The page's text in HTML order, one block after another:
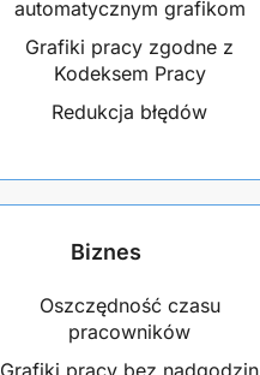
automatycznym grafikom
Grafiki pracy zgodne z
Kodeksem Pracy
Redukcja błędów
Biznes
Oszczędność czasu
pracowników
Grafiki pracy bez nadgodzin